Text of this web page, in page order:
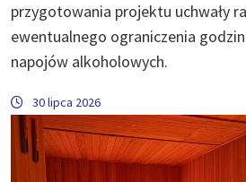
przygotowania projektu uchwały
ewentualnego ograniczenia
napojów alkoholowych.
30 lipca 2026